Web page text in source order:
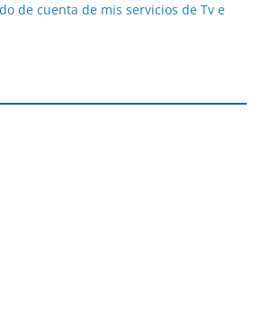
de cuenta de mis servicios de Tv e